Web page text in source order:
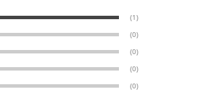
(1)
(0)
(0)
(0)
(0)